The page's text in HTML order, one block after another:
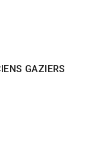
GAZIERS